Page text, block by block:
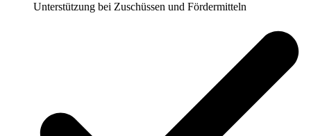
Unterstützung bei Zuschüssen und Fördermitteln